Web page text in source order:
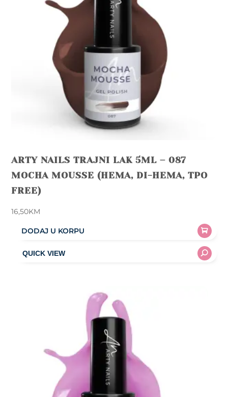
ARTY NAILS TRAJNI LAK 5ML – 087
MOCHA MOUSSE (HEMA, DI-HEMA, TPO
FREE)
16,50KM
DODAJ U KORPU